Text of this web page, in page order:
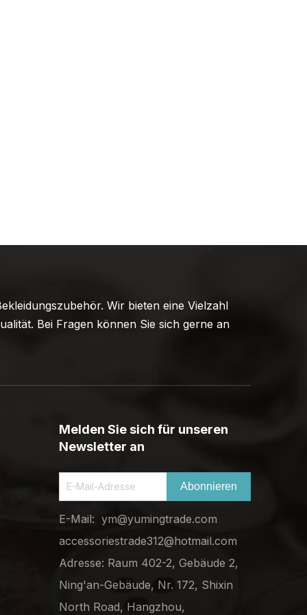
Wir bieten eine Vielzahl
Bei Fragen können Sie sich gerne an
Melden Sie sich für unseren
Newsletter an
Abonnieren
E-Mail: ym@yumingtrade.com
accessoriestrade312@hotmail.com
Adresse: Raum 402-2, Gebäude 2,
Ning'an-Gebäude, Nr. 172, Shixin
North Road, Hangzhou,